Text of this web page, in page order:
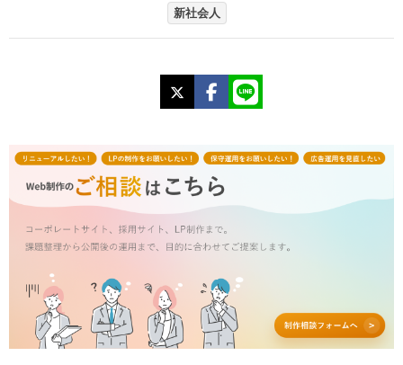
新社会人
Facebook